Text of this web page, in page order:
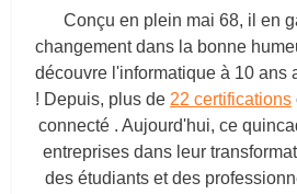
Conçu en plein mai 68, il en
changement dans la bonne
découvre l'informatique à 10 ans
! Depuis, plus de 22 certifications
connecté . Aujourd'hui, ce
entreprises dans leur
des étudiants et des